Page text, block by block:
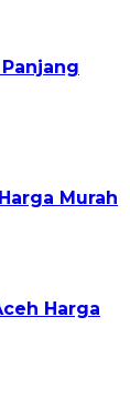
Murah
Harga